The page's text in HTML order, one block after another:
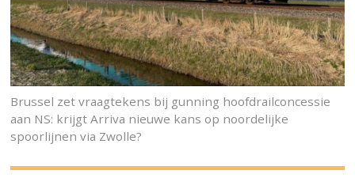
Brussel zet vraagtekens bij gunning hoofdrailconcessie
aan NS: krijgt Arriva nieuwe kans op noordelijke
spoorlijnen via Zwolle?